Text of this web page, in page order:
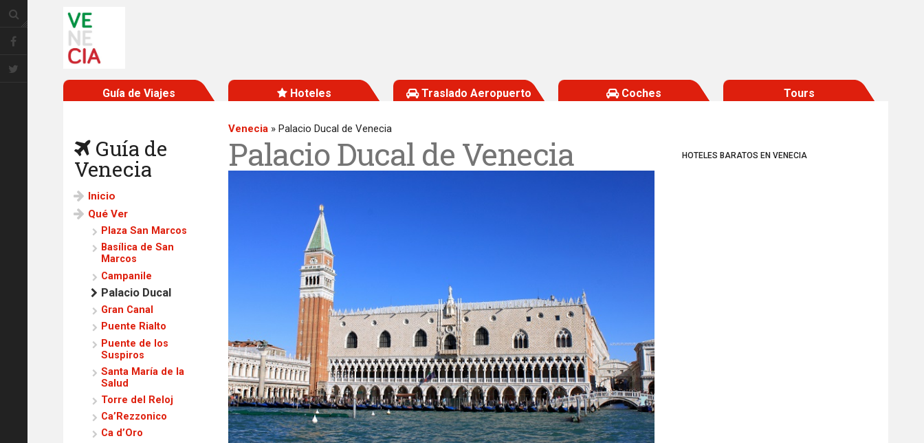
Guía de
Venecia
Inicio
Qué Ver
Plaza San Marcos
Basílica de San
Marcos
Campanile
Palacio Ducal
Gran Canal
Puente Rialto
Puente de los
Suspiros
Santa María de la
Salud
Torre del Reloj
Ca’Rezzonico
Ca d’Oro
Guía de Viajes Hoteles Traslado Aeropuerto Coches Tours
Venecia » Palacio Ducal de Venecia
Palacio Ducal de Venecia HOTELES BARATOS EN VENECIA